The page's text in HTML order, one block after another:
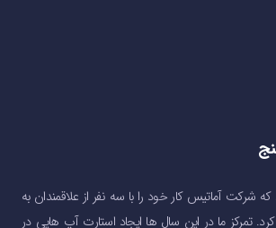
قبل بود که شرکت آماتیس کار خود را با سه نفر از علاقمندان به
تمرکز ما در این سال ها ایجاد استارت آپ هایی در